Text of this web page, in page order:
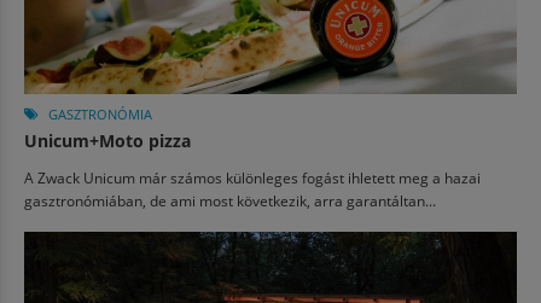
GASZTRONÓMIA
Unicum+Moto pizza
A Zwack Unicum már számos különleges fogást ihletett meg a hazai
gasztronómiában, de ami most következik, arra garantáltan...